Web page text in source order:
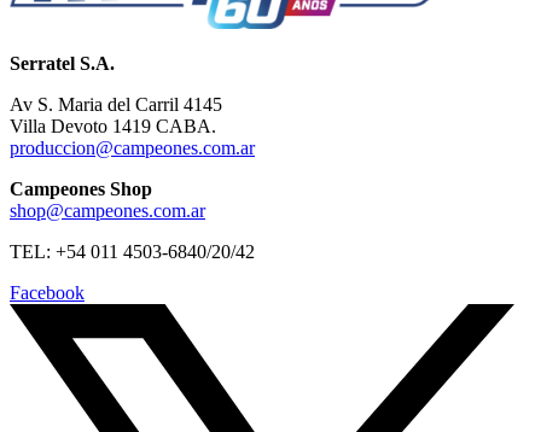
Serratel S.A.
Av S. Maria del Carril 4145
Villa Devoto 1419 CABA.
produccion@campeones.com.ar
Campeones Shop
shop@campeones.com.ar
TEL: +54 011 4503-6840/20/42
Facebook